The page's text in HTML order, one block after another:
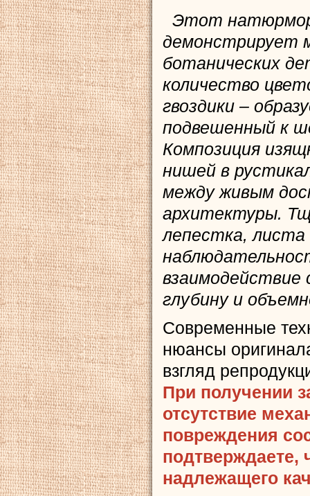
Этот
демонстрирует
ботанических
количество
гвоздики –
подвешенный к
Композиция
нишей в
между живым
архитектуры.
лепестка,
взаимодействие
глубину и
Современные
нюансы
взгляд
При получении
отсутствие
повреждения
подтверждаете,
надлежащего